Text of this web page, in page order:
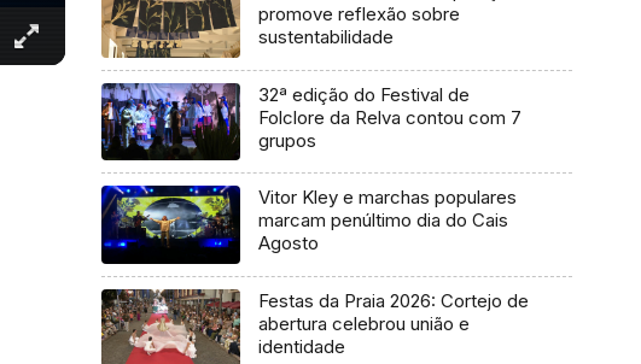
promove reflexão sobre
sustentabilidade
32ª edição do Festival de
Folclore da Relva contou com 7
grupos
Vitor Kley e marchas populares
marcam penúltimo dia do Cais
Agosto
Festas da Praia 2026: Cortejo de
abertura celebrou união e
identidade